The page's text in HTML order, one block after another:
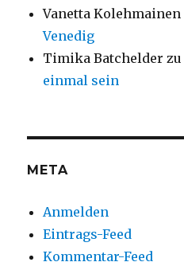
Vanetta Kolehmainen
Venedig
Timika Batchelder zu
einmal sein
META
Anmelden
Eintrags-Feed
Kommentar-Feed